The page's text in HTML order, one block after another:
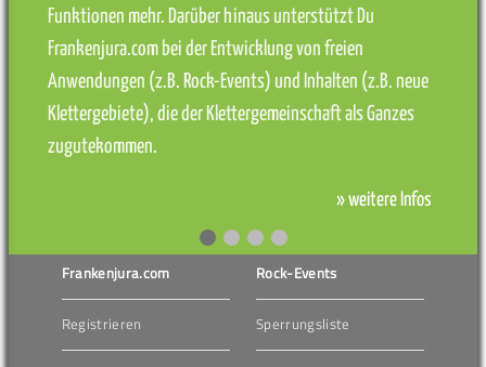
Funktionen mehr. Darüber hinaus unterstützt Du
Frankenjura.com bei der Entwicklung von freien
Anwendungen (z.B. Rock-Events) und Inhalten (z.B. neue
Klettergebiete), die der Klettergemeinschaft als Ganzes
zugutekommen.
» weitere Infos
Frankenjura.com
Registrieren
Rock-Events
Sperrungsliste